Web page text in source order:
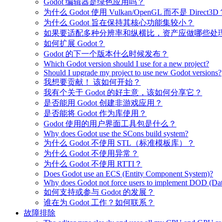
Godot 编辑器是绿色应用吗？
为什么 Godot 使用 Vulkan/OpenGL 而不是 Direct3D
为什么 Godot 旨在保持其核心功能集较小？
如果要适配多种分辨率和纵横比，资产应做哪些处
如何扩展 Godot？
Godot 的下一个版本什么时候发布？
Which Godot version should I use for a new project?
Should I upgrade my project to use new Godot versions?
我想要贡献！ 该如何开始？
我有个关于 Godot 的好主意，该如何分享它？
是否能用 Godot 创建非游戏应用？
是否能将 Godot 作为库使用？
Godot 使用的用户界面工具包是什么？
Why does Godot use the SCons build system?
为什么 Godot 不使用 STL（标准模板库）？
为什么 Godot 不使用异常？
为什么 Godot 不使用 RTTI？
Does Godot use an ECS (Entity Component System)?
Why does Godot not force users to implement DOD
如何支持或参与 Godot 的发展？
谁在为 Godot 工作？如何联系？
故障排除